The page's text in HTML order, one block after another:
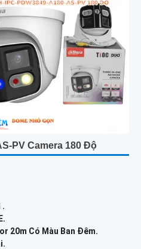
PV Camera 180 Độ
.
20m Có Màu Ban Ðêm.